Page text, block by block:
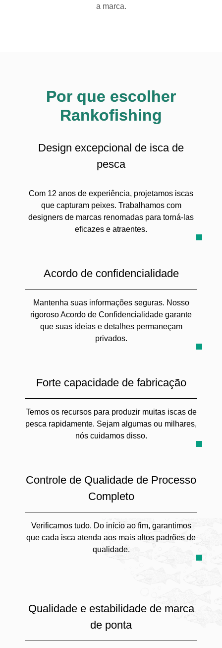
a marca.
Por que escolher
Rankofishing
Design excepcional de isca de
pesca
Com 12 anos de experiência, projetamos iscas
que capturam peixes. Trabalhamos com
designers de marcas renomadas para torná-las
eficazes e atraentes.
Acordo de confidencialidade
Mantenha suas informações seguras. Nosso
rigoroso Acordo de Confidencialidade garante
que suas ideias e detalhes permaneçam
privados.
Forte capacidade de fabricação
Temos os recursos para produzir muitas iscas de
pesca rapidamente. Sejam algumas ou milhares,
nós cuidamos disso.
Controle de Qualidade de Processo
Completo
Verificamos tudo. Do início ao fim, garantimos
que cada isca atenda aos mais altos padrões de
qualidade.
Qualidade e estabilidade de marca
de ponta